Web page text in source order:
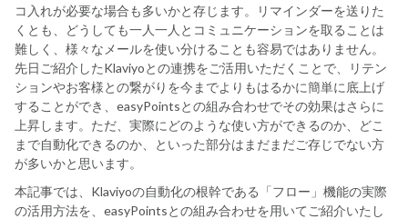
コ入れが必要な場合も多いかと存じます。リマインダーを送りた
くとも、どうしても一人一人とコミュニケーションを取ることは
難しく、様々なメールを使い分けることも容易ではありません。
先日ご紹介したKlaviyoとの連携をご活用いただくことで、リテン
ションやお客様との繋がりを今までよりもはるかに簡単に底上げ
することができ、easyPointsとの組み合わせでその効果はさらに
上昇します。ただ、実際にどのような使い方ができるのか、どこ
まで自動化できるのか、といった部分はまだまだご存じでない方
が多いかと思います。
本記事では、Klaviyoの自動化の根幹である「フロー」機能の実際
の活用方法を、easyPointsとの組み合わせを用いてご紹介いたし